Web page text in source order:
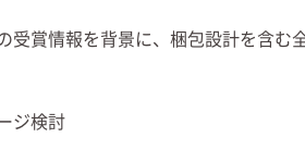
受賞情報を背景に、梱包設計を含む
ジ検討